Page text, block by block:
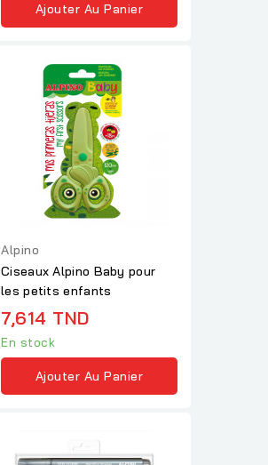
Ajouter Au Panier
Alpino
Ciseaux Alpino Baby pour
les petits enfants
7,614 TND
En stock
Ajouter Au Panier